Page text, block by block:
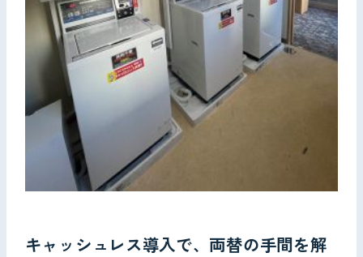
キャッシュレス導入で、両替の手間を解